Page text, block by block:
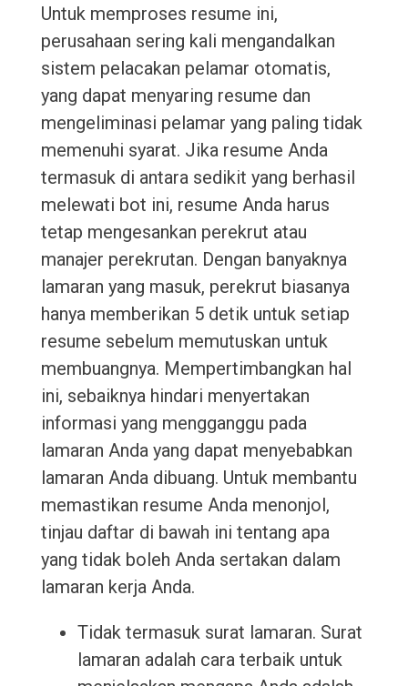
Untuk memproses resume ini,
perusahaan sering kali mengandalkan
sistem pelacakan pelamar otomatis,
yang dapat menyaring resume dan
mengeliminasi pelamar yang paling tidak
memenuhi syarat. Jika resume Anda
termasuk di antara sedikit yang berhasil
melewati bot ini, resume Anda harus
tetap mengesankan perekrut atau
manajer perekrutan. Dengan banyaknya
lamaran yang masuk, perekrut biasanya
hanya memberikan 5 detik untuk setiap
resume sebelum memutuskan untuk
membuangnya. Mempertimbangkan hal
ini, sebaiknya hindari menyertakan
informasi yang mengganggu pada
lamaran Anda yang dapat menyebabkan
lamaran Anda dibuang. Untuk membantu
memastikan resume Anda menonjol,
tinjau daftar di bawah ini tentang apa
yang tidak boleh Anda sertakan dalam
lamaran kerja Anda.
Tidak termasuk surat lamaran. Surat
lamaran adalah cara terbaik untuk